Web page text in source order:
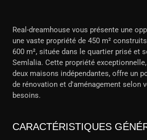
Real-dreamhouse vous présente une
une vaste propriété de 450 m²
600 m², située dans le quartier prisé et
Semlalia. Cette propriété
deux maisons indépendantes, offre un
de rénovation et d'aménagement selon
besoins.
CARACTÉRISTIQUES